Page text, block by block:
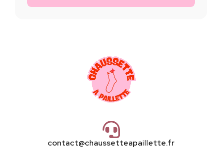
contact@chaussetteapaillette.fr